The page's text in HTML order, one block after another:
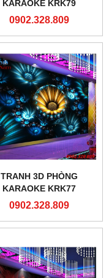
KARAOKE KRK79
0902.328.809
TRANH 3D PHÒNG
KARAOKE KRK77
0902.328.809